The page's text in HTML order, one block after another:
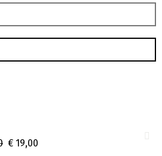
€ 19,00